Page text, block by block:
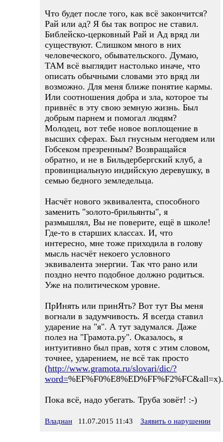
Что будет после того, как всё закончится?
Рай или ад? Я бы так вопрос не ставил.
Библейско-церковный Рай и Ад вряд ли
существуют. Слишком много в них
человеческого, обывательского. Думаю,
ТАМ всё выглядит настолько иначе, что
описать обычными словами это вряд ли
возможно. Для меня ближе понятие кармы.
Или соотношения добра и зла, которое ты
привнёс в эту свою земную жизнь. Был
добрым парнем и помогал людям?
Молодец, вот тебе новое воплощение в
высших сферах. Был гнусным негодяем или
Гобсеком презренным? Возвращайся
обратно, и не в Бильдербергский клуб, а
провинциальную индийскую деревушку, в
семью бедного земледельца.
Насчёт нового эквивалента, способного
заменить "золото-брильянты", я
размышлял, Вы не поверите, ещё в школе!
Где-то в старших классах. И, что
интересно, мне тоже приходила в голову
мысль насчёт некоего условного
эквивалента энергии. Так что рано или
поздно нечто подобное должно родиться.
Уже на политическом уровне.
ПрИнять или принЯть? Вот тут Вы меня
вогнали в задумчивость. Я всегда ставил
ударение на "я". А тут задумался. Даже
полез на "Грамота.ру". Оказалось, я
интуитивно был прав, хотя с этим словом,
точнее, ударением, не всё так просто
(http://www.gramota.ru/slovari/dic/?
word=%EF%F0%E8%ED%FF%F2%FC&all=x).
Пока всё, надо убегать. Труба зовёт! :-)
Владиан 11.07.2015 11:43 Заявить о нарушении